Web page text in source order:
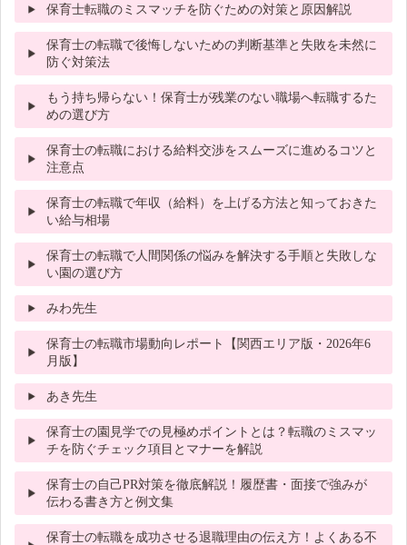
保育士転職のミスマッチを防ぐための対策と原因解説
保育士の転職で後悔しないための判断基準と失敗を未然に
防ぐ対策法
もう持ち帰らない！保育士が残業のない職場へ転職するた
めの選び方
保育士の転職における給料交渉をスムーズに進めるコツと
注意点
保育士の転職で年収（給料）を上げる方法と知っておきた
い給与相場
保育士の転職で人間関係の悩みを解決する手順と失敗しな
い園の選び方
みわ先生
保育士の転職市場動向レポート【関西エリア版・2026年6
月版】
あき先生
保育士の園見学での見極めポイントとは？転職のミスマッ
チを防ぐチェック項目とマナーを解説
保育士の自己PR対策を徹底解説！履歴書・面接で強みが
伝わる書き方と例文集
保育士の転職を成功させる退職理由の伝え方！よくある不